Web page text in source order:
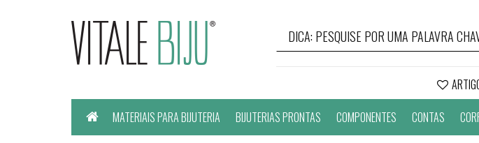
HomeMATERIAIS PARA BIJUTERIA BIJUTERIAS PRONTAS COMPONENTES CONTAS